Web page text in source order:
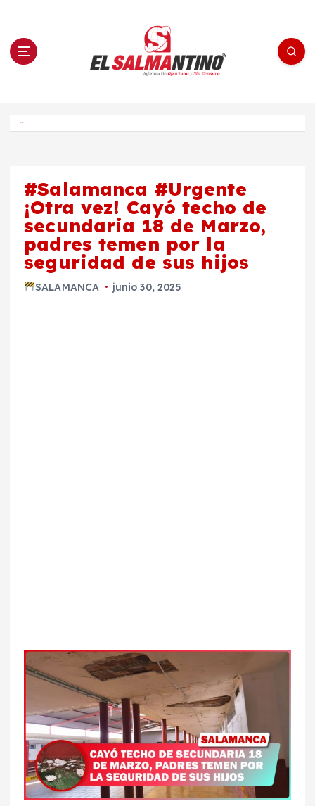
n El Salmantino - medios/noticias/editorial
#Salamanca #Urgente
¡Otra vez! Cayó techo de
secundaria 18 de Marzo,
padres temen por la
seguridad de sus hijos
SALAMANCA junio 30, 2025